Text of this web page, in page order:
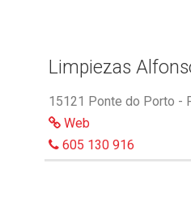
Limpiezas
15121 Ponte do Porto -
Web
605 130 916